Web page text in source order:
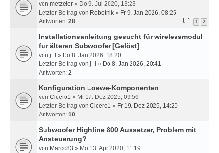
von metzeler » Do 9. Jul 2020, 13:23
Letzter Beitrag von Robotnik » Fr 9. Jan 2026, 08:25
Antworten: 28 1 2
Installationsanleitung gesucht für wirelessmodul
fur älteren Subwoofer[Gelöst]
von j_l
» Do 8. Jan 2026, 18:20
Letzter Beitrag von j_l » Do 8. Jan 2026, 20:41
Antworten: 2
Konfiguration Loewe-Komponenten
von Cicero1 » Mi 17. Dez 2025, 09:56
Letzter Beitrag von Cicero1 » Fr 19. Dez 2025, 14:20
Antworten: 10
Subwoofer Highline 800 Aussetzer, Problem mit
Ansteuerung?
von Marco83 » Mo 13. Apr 2020, 11:19